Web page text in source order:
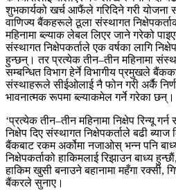
शुभकार्यको खर्च आफैंले गरिदिने गरी योजना
वाणिज्य बैंकहरूले ठूला संस्थागत
महिनामा ब्ल्याक लेबल लिएर जाने गरेको
संस्थागत निक्षेपकर्ताले एक वर्षका लागि
हुन्छन्। तर प्रत्येक तीन–तीन महिनामा
सम्बन्धित विभाग हेर्ने विभागीय प्रमुखले
संस्थाहरूले सीईओलाई नै फोन गरी अर्कै
भावनात्मक रूपमा ब्ल्याकमेल गर्ने गरेका छन्।
‘प्रत्येक तीन–तीन महिनामा निक्षेप रिन्यू
निक्षेप दिए संस्थागत निक्षेपकर्ताले बढी
बैंकबाट रकम अर्कोमा नजाओस् भन्न पनि
निक्षेपकर्ताको हाकिमलाई रिझाउन बाध्य
हाकिम खुसी बनाउने बहानामा महँगा रक्सी,
बैंकरले सुनाए।